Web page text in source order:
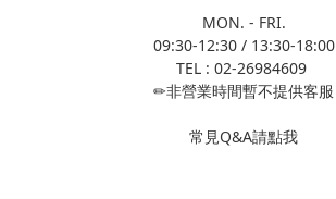
MON. - FRI.
09:30-12:30 / 13:30-18:00
TEL : 02-26984609
✏非營業時間暫不提供客服
常見Q&A請點我